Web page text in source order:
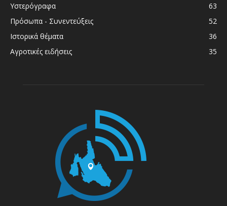
Υστερόγραφα
63
Πρόσωπα - Συνεντεύξεις
52
Ιστορικά θέματα
36
Αγροτικές ειδήσεις
35